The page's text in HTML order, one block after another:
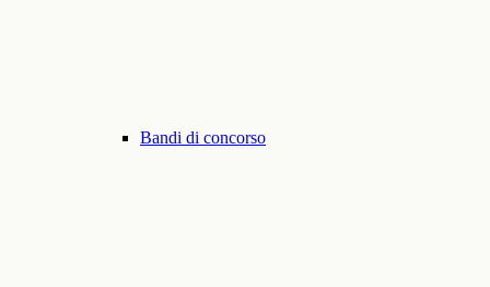
Bandi di concorso